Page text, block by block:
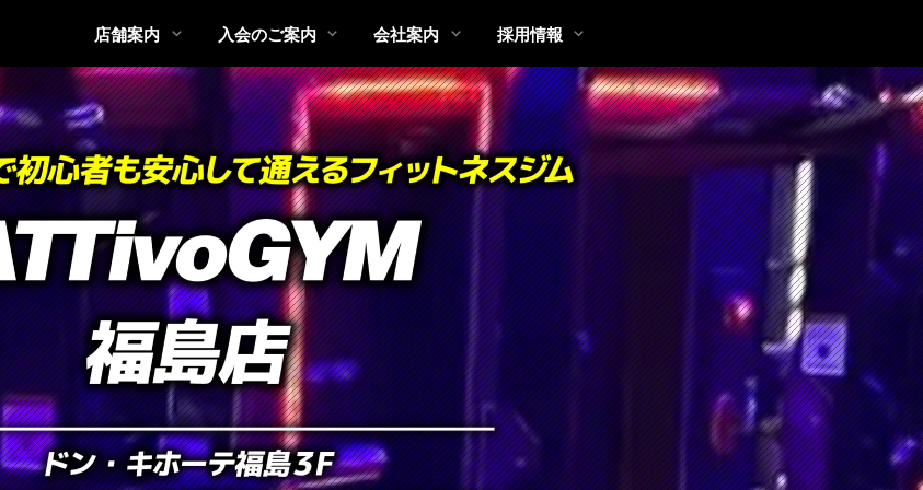
店舗案内
店舗検索
入会のご案内
選ばれる理由
お客様の声
会員規則
FAQ
会社案内
個人情報保護方針
特定商取引表示
お問い合わせ
フランチャイズ ジム候補地募集
採用情報
エントリーはこちら